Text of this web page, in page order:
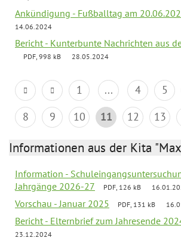
Ankündigung - Fußballtag am
14.06.2024
Bericht - Kunterbunte Nachrichten aus
PDF, 998 kB 28.05.2024
1 ... 4 5
8
9 10 11 12 13
Informationen aus der Kita
Information -
Jahrgänge 2026-27
PDF, 126 kB
Vorschau - Januar 2025 PDF, 131 kB
Bericht - Elternbrief zum Jahresende
23.12.2024